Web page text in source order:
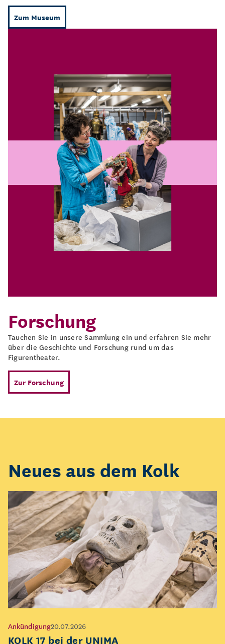
Zum Museum
Forschung
Tauchen Sie in unsere Sammlung ein und erfahren Sie mehr
über die Geschichte und Forschung rund um das
Figurentheater.
Zur Forschung
Neues aus dem Kolk
Ankündigung20.07.2026
KOLK 17 bei der UNIMA